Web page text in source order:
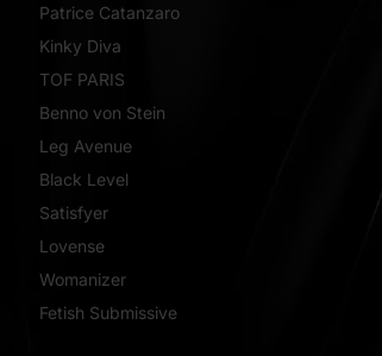
Patrice Catanzaro
Kinky Diva
TOF PARIS
Benno von Stein
Leg Avenue
Black Level
Satisfyer
Lovense
Womanizer
Fetish Submissive